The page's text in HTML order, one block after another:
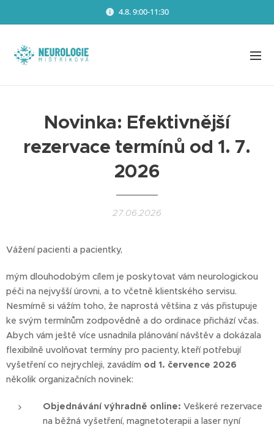
4.8. 9:00-11:30
Novinka: Efektivnější
rezervace termínů od 1. 7.
2026
27.06.2026
Vážení pacienti a pacientky,
mým dlouhodobým cílem je poskytovat vám neurologickou
péči na nejvyšší úrovni, a to včetně klientského servisu.
Nesmírně si vážím toho, že naprostá většina z vás přistupuje
ke svým termínům zodpovědně a do ordinace přichází včas.
Abych vám ještě více usnadnila plánování návštěv a dokázala
flexibilně uvolňovat termíny pro pacienty, kteří potřebují
vyšetření co nejrychleji, zavádím od 1. července 2026
několik organizačních novinek:
Objednávání výhradně online: Veškeré rezervace
na běžná vyšetření, magnetoterapii a laser nyní